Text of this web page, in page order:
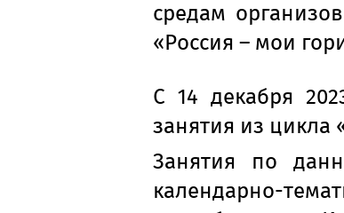
средам
«Россия – мои
C 14 декабря
занятия из цикла
Занятия по
календарно-